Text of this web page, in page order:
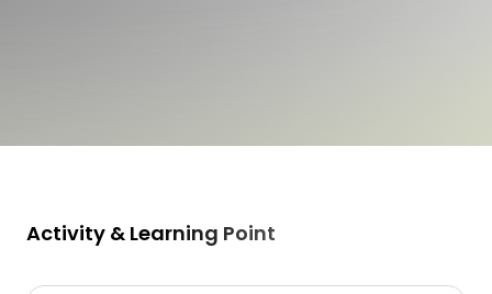
Activity & Learning Point